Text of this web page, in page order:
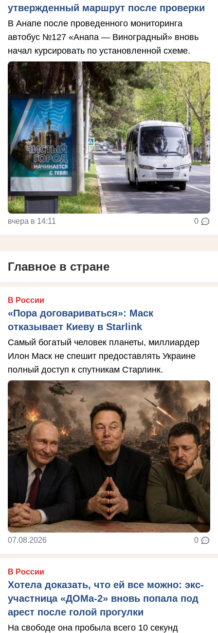
утвержденный маршрут после проверки
В Анапе после проведенного мониторинга
автобус №127 «Анапа — Виноградный» вновь
начал курсировать по установленной схеме.
вчера в 14:11 0
Главное в стране
В России
«Пора договариваться»: Маск
отказывает Киеву в Starlink
Самый богатый человек планеты, миллиардер
Илон Маск не спешит предоставлять Украине
полный доступ к спутникам Старлинк.
07.08.2026 0
В России
Хотела доказать, что ей все можно: экс-
участница «ДОМа-2» вновь попала под
арест после голой прогулки
На свободе она пробыла всего 10 секунд